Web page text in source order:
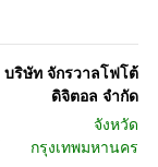
บริษัท จักรวาลโฟโต้
ดิจิตอล จำกัด
จังหวัด
กรุงเทพมหานคร